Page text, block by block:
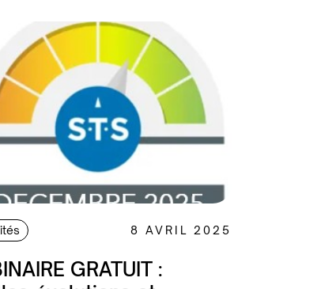
8 AVRIL 2025
GRATUIT :